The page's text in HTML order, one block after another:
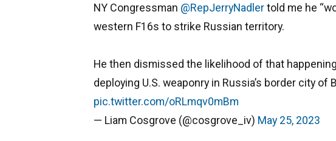
NY Congressman @RepJerryNadlertold me he
western F16s to strike Russian territory.
He then dismissed the likelihood of that
deploying U.S. weaponry in Russia’s border city of
pic.twitter.com/oRLmqv0mBm
— Liam Cosgrove (@cosgrove_iv) May 25, 2023